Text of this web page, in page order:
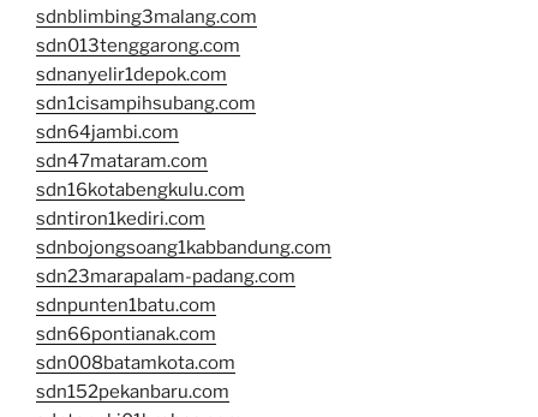
sdnblimbing3malang.com
sdn013tenggarong.com
sdnanyelir1depok.com
sdn1cisampihsubang.com
sdn64jambi.com
sdn47mataram.com
sdn16kotabengkulu.com
sdntiron1kediri.com
sdnbojongsoang1kabbandung.com
sdn23marapalam-padang.com
sdnpunten1batu.com
sdn66pontianak.com
sdn008batamkota.com
sdn152pekanbaru.com